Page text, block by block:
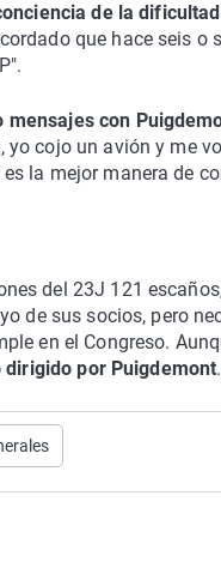
de la dificultad
que hace seis o
con
cojo un avión y me
la mejor manera de
del 23J 121
de sus socios, pero
en el Congreso.
dirigido por Puigdemont.